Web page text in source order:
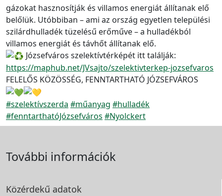
gázokat hasznosítják és villamos energiát állítanak elő
belőlük. Utóbbiban – ami az ország egyetlen települési
szilárdhulladék tüzelésű erőműve – a hulladékból
villamos energiát és távhőt állítanak elő.
Józsefváros szelektívtérképét itt találják:
https://maphub.net/JVsajto/szelektivterkep-jozsefvaros
FELELŐS KÖZÖSSÉG, FENNTARTHATÓ JÓZSEFVÁROS
#szelektívszerda #műanyag #hulladék
#fenntarthatóJózsefváros #Nyolckert
További információk
Közérdekű adatok